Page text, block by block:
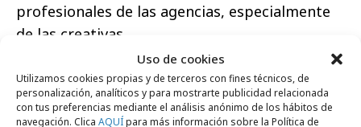
Uso de cookies
Utilizamos cookies propias y de terceros con fines técnicos, de
personalización, analíticos y para mostrarte publicidad relacionada
con tus preferencias mediante el análisis anónimo de los hábitos de
navegación. Clica AQUÍpara más información sobre la Política de
profesionales de las agencias, especialmente
de las creativas.
La brecha salarial golpea en lo
económico y en la autopercepción. Las
mujeres son plenamente conscientes de